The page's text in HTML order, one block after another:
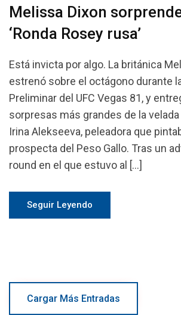
Melissa Dixon
‘Ronda Rosey rusa’
Está invicta por algo. La británica
estrenó sobre el octágono durante
Preliminar del UFC Vegas 81, y
sorpresas más grandes de la velada
Irina Alekseeva, peleadora que
prospecta del Peso Gallo. Tras un
round en el que estuvo al […]
Seguir Leyendo
Cargar Más Entradas